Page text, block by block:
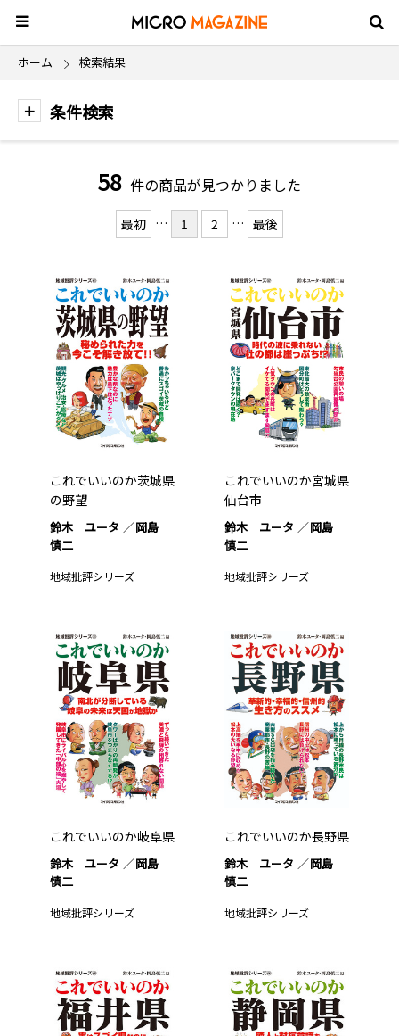
ホーム 検索結果
条件検索
58 件の商品が見つかりました
最初 … 1 2 … 最後
これでいいのか茨城県
の野望
鈴木 ユータ
岡島
慎二
地域批評シリーズ
これでいいのか宮城県
仙台市
鈴木 ユータ
岡島
慎二
地域批評シリーズ
これでいいのか岐阜県
鈴木 ユータ
岡島
慎二
地域批評シリーズ
これでいいのか長野県
鈴木 ユータ
岡島
慎二
地域批評シリーズ